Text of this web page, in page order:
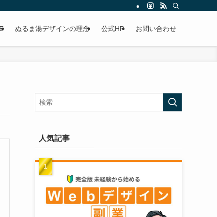
ぬるま湯デザインの理念 公式HP お問い合わせ
人気記事